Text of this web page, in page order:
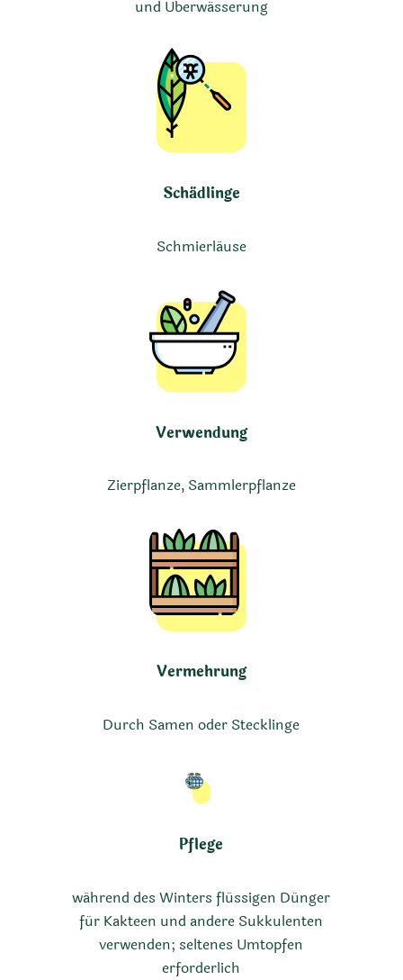
und Überwässerung
Schädlinge
Schmierläuse
Verwendung
Zierpflanze, Sammlerpflanze
Vermehrung
Durch Samen oder Stecklinge
Pflege
während des Winters flüssigen Dünger
für Kakteen und andere Sukkulenten
verwenden; seltenes Umtopfen
erforderlich